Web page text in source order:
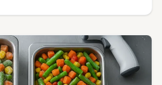
সার্টিফিকেটের শব্দাবলি প্রস্তুত